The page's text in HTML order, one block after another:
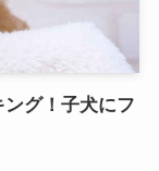
グ！子犬にフ